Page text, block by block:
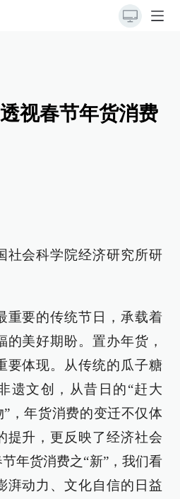
视春节年货消费
社会科学院经济研究所研
重要的传统节日，承载着
美好期盼。置办年货，
要体现。从传统的瓜子糖
遗文创，从昔日的“赶大
，年货消费的变迁不仅体
提升，更反映了经济社会
年货消费之“新”，我们看
湃动力、文化自信的日益